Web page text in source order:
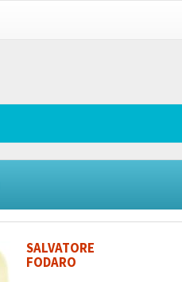
SALVATORE
FODARO